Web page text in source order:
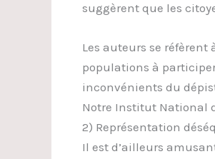
suggèrent que les
Les auteurs se réfèrent
populations à
inconvénients du
Notre Institut National
2) Représentation
Il est d’ailleurs